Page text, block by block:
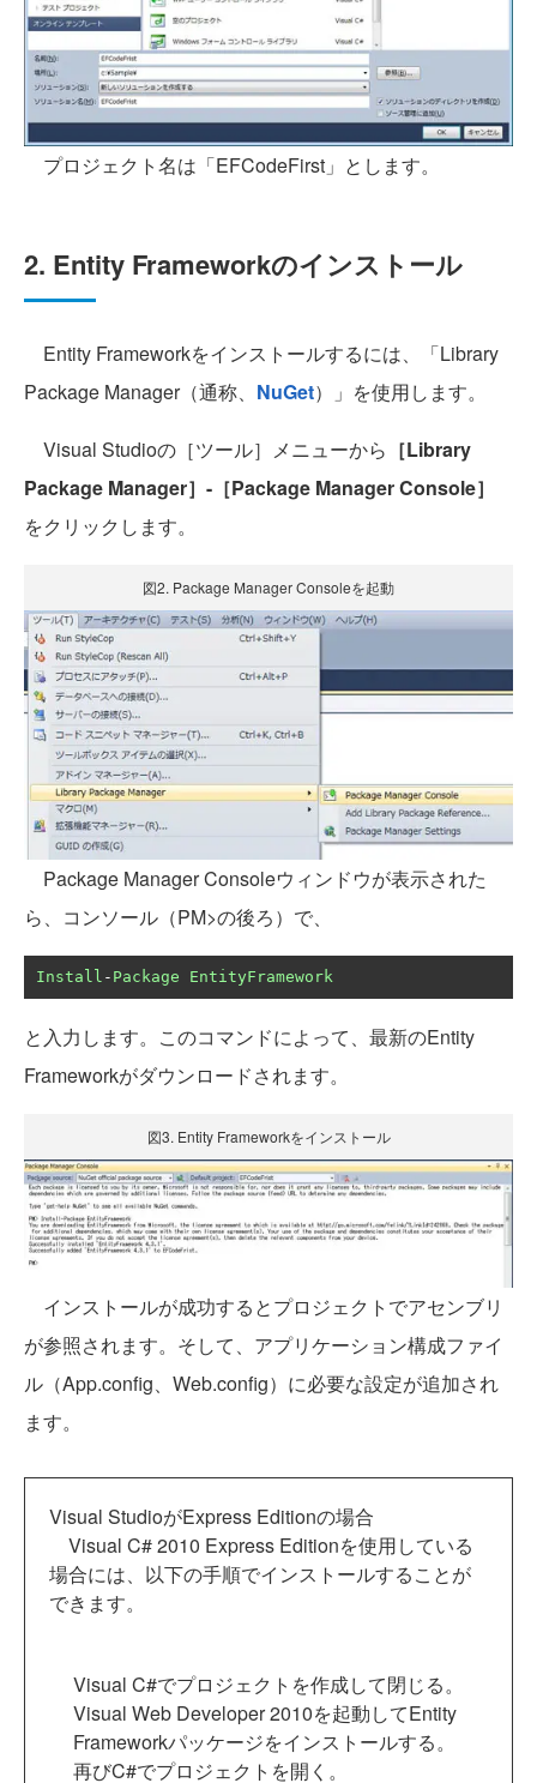
プロジェクト名は「EFCodeFirst」とします。
2. Entity Frameworkのインストール
Entity Frameworkをインストールするには、「Library
Package Manager（通称、 NuGet）」を使用します。
Visual Studioの［ツール］メニューから ［Library
Package Manager］-［Package Manager Console］
をクリックします。
図2. Package Manager Consoleを起動
Package Manager Consoleウィンドウが表示された
ら、コンソール（PM>の後ろ）で、
Install - Package EntityFramework
と入力します。このコマンドによって、最新のEntity
Frameworkがダウンロードされます。
図3. Entity Frameworkをインストール
インストールが成功するとプロジェクトでアセンブリ
が参照されます。そして、アプリケーション構成ファイ
ル（App.config、Web.config）に必要な設定が追加され
ます。
Visual StudioがExpress Editionの場合
Visual C# 2010 Express Editionを使用している
場合には、以下の手順でインストールすることが
できます。
Visual C#でプロジェクトを作成して閉じる。
Visual Web Developer 2010を起動してEntity
Frameworkパッケージをインストールする。
再びC#でプロジェクトを開く。